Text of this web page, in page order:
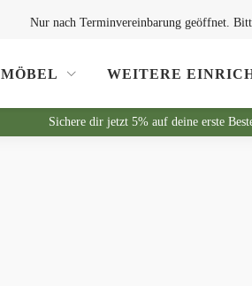
Nur nach Terminvereinbarung geöffnet.
MÖBEL WEITERE
Sichere dir jetzt 5% auf deine erste